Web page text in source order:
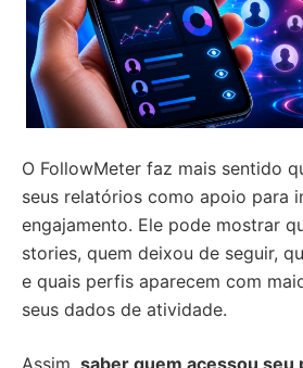
O FollowMeter faz mais sentido
seus relatórios como apoio para
engajamento. Ele pode mostrar
stories, quem deixou de seguir,
e quais perfis aparecem com
seus dados de atividade.
Assim, saber quem acessou seu